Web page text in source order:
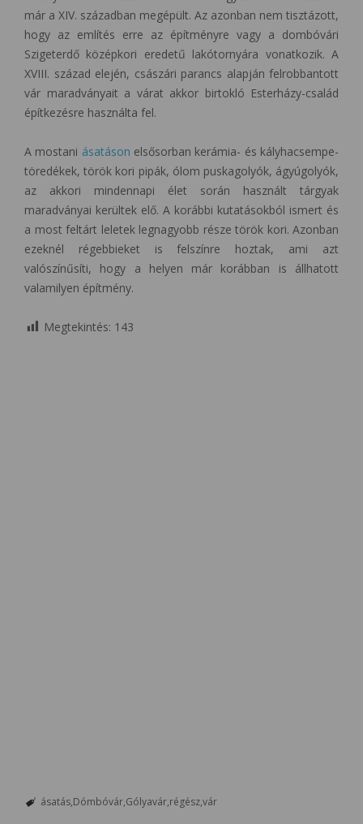
már a XIV. században megépült. Az azonban nem tisztázott,
hogy az említés erre az építményre vagy a dombóvári
Szigeterdő középkori eredetű lakótornyára vonatkozik. A
XVIII. század elején, császári parancs alapján felrobbantott
vár maradványait a várat akkor birtokló Esterházy-család
építkezésre használta fel.
A mostani ásatáson elsősorban kerámia- és kályhacsempe-
töredékek, török kori pipák, ólom puskagolyók, ágyúgolyók,
az akkori mindennapi élet során használt tárgyak
maradványai kerültek elő. A korábbi kutatásokból ismert és
a most feltárt leletek legnagyobb része török kori. Azonban
ezeknél régebbieket is felszínre hoztak, ami azt
valószínűsíti, hogy a helyen már korábban is állhatott
valamilyen építmény.
Megtekintés: 143
ásatás Dómbóvár Gólyavár régészvár